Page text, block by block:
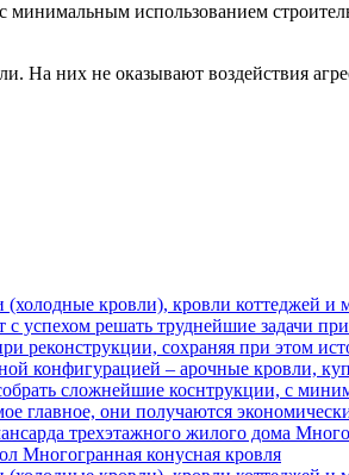
минимальным использованием
На них не оказывают воздействия